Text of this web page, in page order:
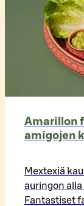
Amarillon
amigojen
Mextexiä
auringon
Fantastiset